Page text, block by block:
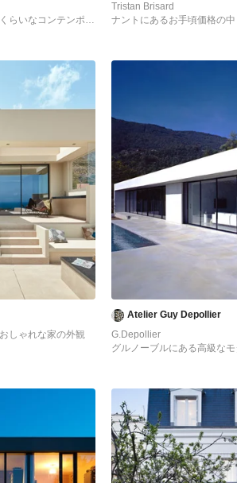
らいなコンテンポラ
Tristan Brisard
ナントにあるお手頃価格の
しゃれな家の外観
Atelier Guy Depollier
G.Depollier
グルノーブルにある高級な